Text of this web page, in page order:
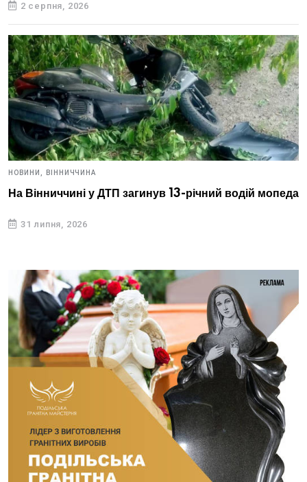
2 серпня, 2026
НОВИНИ, ВІННИЧЧИНА
На Вінниччині у ДТП загинув 13-річний водій мопеда
31 липня, 2026